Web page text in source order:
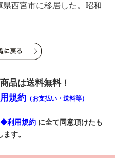
西宮市に移居した。昭和
品は送料無料！
規約 （お支払い・送料等）
◆利用規約 に全て同意頂けたも
す。